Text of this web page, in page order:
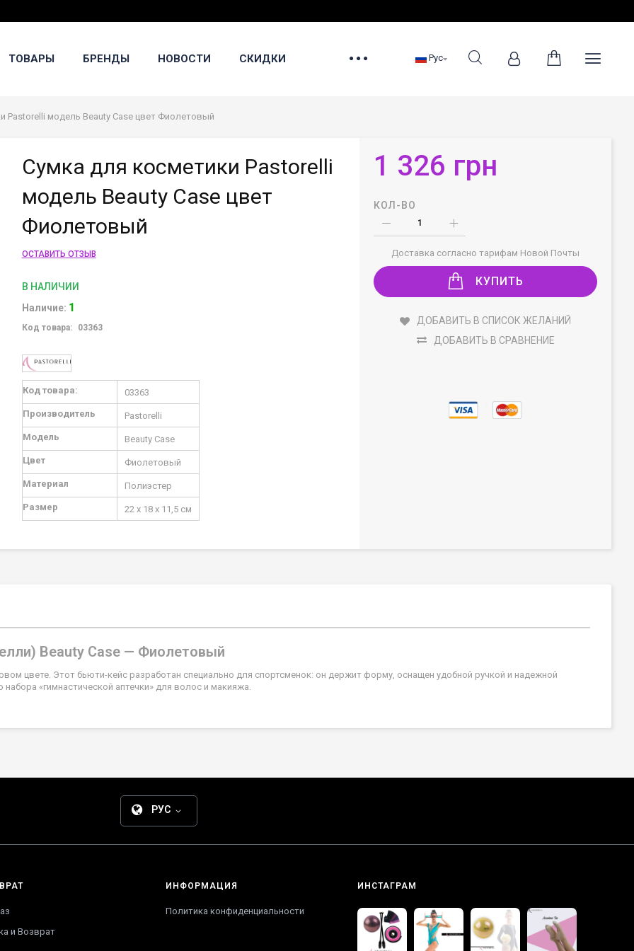
ТОВАРЫ БРЕНДЫ НОВОСТИ СКИДКИ Рус
Pastorelli модель Beauty Case цвет Фиолетовый
Сумка для косметики Pastorelli
модель Beauty Case цвет
Фиолетовый
ОСТАВИТЬ ОТЗЫВ
В НАЛИЧИИ
Наличие: 1
Код товара: 03363
Подробная
информация
Код товара:
03363
Производитель
Pastorelli
Модель
Beauty Case
Цвет
Фиолетовый
Материал
Полиэстер
Размер
22 х 18 х 11,5 см
1 326 грн
КОЛ-ВО
Доставка согласно тарифам Новой Почты
КУПИТЬ
ДОБАВИТЬ В СПИСОК ЖЕЛАНИЙ
ДОБАВИТЬ В СРАВНЕНИЕ
Beauty Case — Фиолетовый
цвете. Этот бьюти-кейс разработан специально для спортсменок: он держит форму, оснащен удобной ручкой и надежной
«гимнастической аптечки» для волос и макияжа.
РУС
и Возврат
ИНФОРМАЦИЯ
Политика конфиденциальности
ИНСТАГРАМ